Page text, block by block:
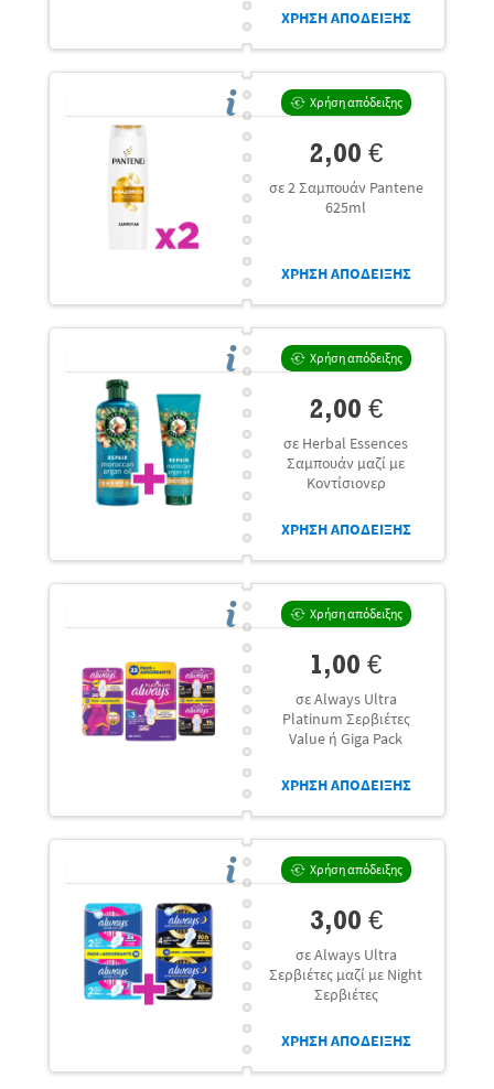
ΧΡΗΣΗ ΑΠΟΔΕΙΞΗΣ
Χρήση απόδειξης
2,00 €
σε 2 Σαμπουάν Pantene
625ml
ΧΡΗΣΗ ΑΠΟΔΕΙΞΗΣ
Χρήση απόδειξης
2,00 €
σε Herbal Essences
Σαμπουάν μαζί με
Κοντίσιονερ
ΧΡΗΣΗ ΑΠΟΔΕΙΞΗΣ
Χρήση απόδειξης
1,00 €
σε Always Ultra
Platinum Σερβιέτες
Value ή Giga Pack
ΧΡΗΣΗ ΑΠΟΔΕΙΞΗΣ
Χρήση απόδειξης
3,00 €
σε Always Ultra
Σερβιέτες μαζί με Night
Σερβιέτες
ΧΡΗΣΗ ΑΠΟΔΕΙΞΗΣ